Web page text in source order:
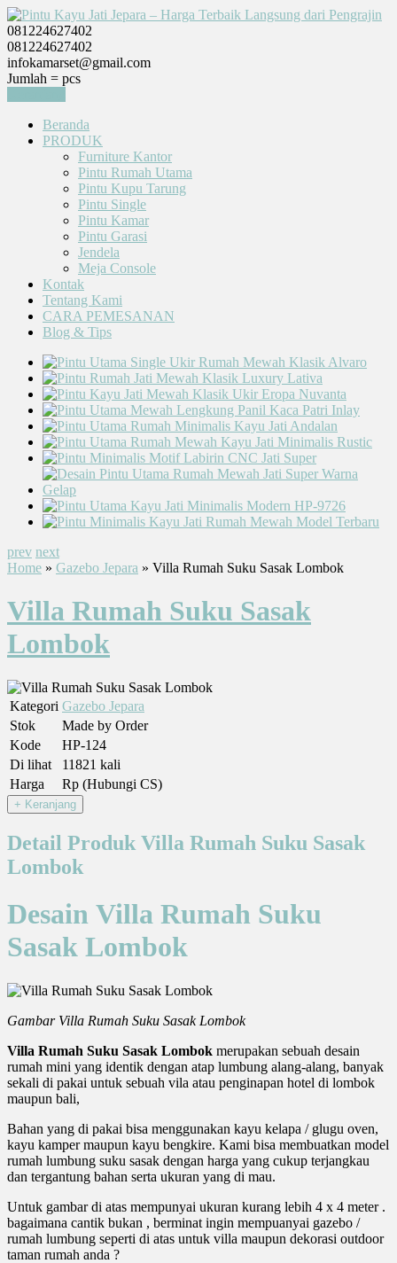
081224627402
081224627402
infokamarset@gmail.com
Jumlah = pcs
Beranda
PRODUK
Furniture Kantor
Pintu Rumah Utama
Pintu Kupu Tarung
Pintu Single
Pintu Kamar
Pintu Garasi
Jendela
Meja Console
Kontak
Tentang Kami
CARA PEMESANAN
Blog & Tips
prev next
Home » Gazebo Jepara » Villa Rumah Suku Sasak Lombok
Villa Rumah Suku Sasak
Lombok
Kategori Gazebo Jepara
Stok
Made by Order
Kode
HP-124
Di lihat
11821 kali
Harga
Rp (Hubungi CS)
Detail Produk Villa Rumah Suku Sasak
Lombok
Desain Villa Rumah Suku
Sasak Lombok
Gambar Villa Rumah Suku Sasak Lombok
Villa Rumah Suku Sasak Lombok merupakan sebuah desain
rumah mini yang identik dengan atap lumbung alang-alang, banyak
sekali di pakai untuk sebuah vila atau penginapan hotel di lombok
maupun bali,
Bahan yang di pakai bisa menggunakan kayu kelapa / glugu oven,
kayu kamper maupun kayu bengkire. Kami bisa membuatkan model
rumah lumbung suku sasak dengan harga yang cukup terjangkau
dan tergantung bahan serta ukuran yang di mau.
Untuk gambar di atas mempunyai ukuran kurang lebih 4 x 4 meter .
bagaimana cantik bukan , berminat ingin mempuanyai gazebo /
rumah lumbung seperti di atas untuk villa maupun dekorasi outdoor
taman rumah anda ?